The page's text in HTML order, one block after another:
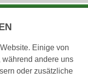
Einige von
andere uns
oder zusätzliche